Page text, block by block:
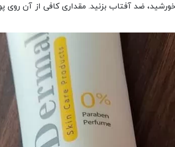
نور خورشید، ضد آفتاب بزنید. مقداری کافی از